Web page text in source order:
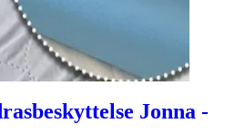
Jonna -